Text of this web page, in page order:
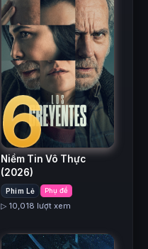
6
Niềm Tin Vô Thực
(2026)
Phim Lẻ Phụ đề
▷ 10,018 lượt xem